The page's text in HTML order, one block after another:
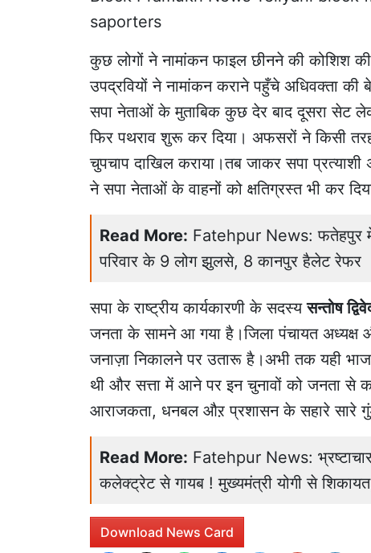
saporters
कुछ लोगों ने नामांकन फाइल छीनने की कोशिश
उपद्रवियों ने नामांकन कराने पहुँचे अधिवक्ता की
सपा नेताओं के मुताबिक कुछ देर बाद दूसरा सेट
फिर पथराव शुरू कर दिया। अफसरों ने किसी
चुपचाप दाखिल कराया।तब जाकर सपा
ने सपा नेताओं के वाहनों को क्षतिग्रस्त भी कर
Read More: Fatehpur News: फतेहपुर
परिवार के 9 लोग झुलसे, 8 कानपुर हैलेट रेफर
सपा के राष्ट्रीय कार्यकारणी के सदस्यसन्तोष
जनता के सामने आ गया है।जिला पंचायत
जनाज़ा निकालने पर उतारू है।अभी तक यही
थी और सत्ता में आने पर इन चुनावों को जनता से
आराजकता, धनबल औऱ प्रशासन के सहारे सारे
Read More: Fatehpur News:
कलेक्ट्रेट से गायब ! मुख्यमंत्री योगी से
Download News Card